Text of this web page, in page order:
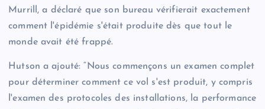
Murrill, a déclaré que son bureau vérifierait exactement
comment l'épidémie s'était produite dès que tout le
monde avait été frappé.
Hutson a ajouté: “Nous commençons un examen complet
pour déterminer comment ce vol s'est produit, y compris
l'examen des protocoles des installations, la performance